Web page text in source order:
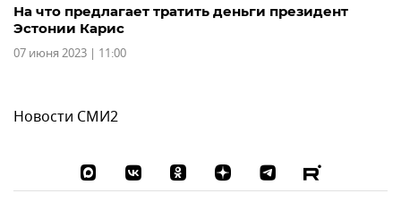
На что предлагает тратить деньги президент
Эстонии Карис
07 июня 2023 | 11:00
Новости СМИ2